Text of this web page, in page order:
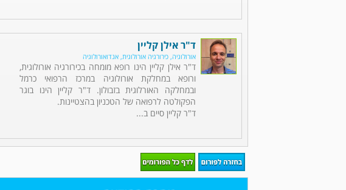
ד"ר אילן קליין
אורולוגיה, כירורגיה אורולוגית, אנדואורולוגיה
ד"ר אילן קליין הינו רופא מומחה בכירורגיה אורולוגית,
ורופא במחלקת אורולוגיה במרכז הרפואי כרמל
ובמחלקה האורלוגית בזבולון. ד"ר קליין הינו בוגר
הפקולטה לרפואה של הטכניון בהצטיינות.
ד"ר קליין סיים ב...